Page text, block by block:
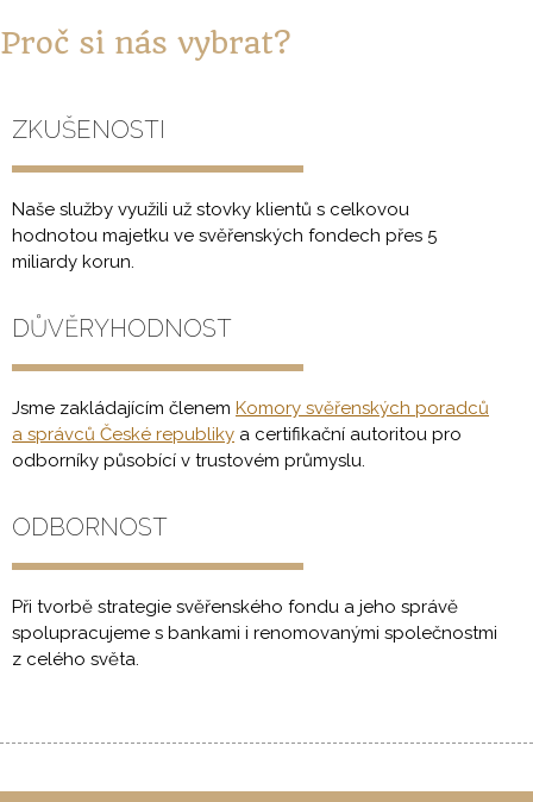
Proč si nás vybrat?
ZKUŠENOSTI
Naše služby využili už stovky klientů s celkovou
hodnotou majetku ve svěřenských fondech přes 5
miliardy korun.
DŮVĚRYHODNOST
Jsme zakládajícím členem Komory svěřenských poradců
a správců České republiky a certifikační autoritou pro
odborníky působící v trustovém průmyslu.
ODBORNOST
Při tvorbě strategie svěřenského fondu a jeho správě
spolupracujeme s bankami i renomovanými společnostmi
z celého světa.